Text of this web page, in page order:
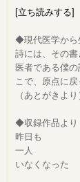
[立ち読みする]
◆現代医学から
詩には、その
医者である僕
こで、原点に
（あとがきより
◆収録作品より
昨日も
一人
いなくなった